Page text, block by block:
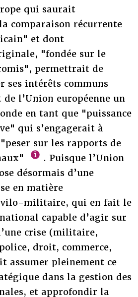
qui saurait
comparaison récurrente
et dont
"fondée sur le
permettrait de
ses intérêts communs
l’Union européenne un
en tant que "puissance
qui s’engagerait à
sur les rapports de
. Puisque l’Union
désormais d’une
en matière
militaire, qui en fait le
capable d’agir sur
crise (militaire,
droit, commerce,
assumer pleinement ce
dans la gestion des
et approfondir la